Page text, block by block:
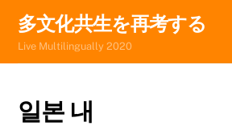
content
多文化共生を再考する
Live Multilingually 2020
일본 내